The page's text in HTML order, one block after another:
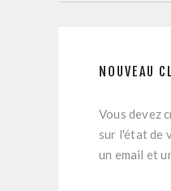
NOUVEAU
Vous devez
sur l'état de
un email et